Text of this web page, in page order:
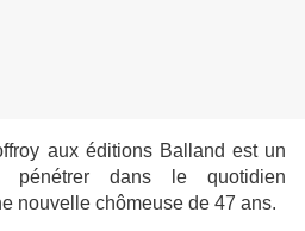
aux éditions Balland est un
dans le quotidien
nouvelle chômeuse de 47 ans.